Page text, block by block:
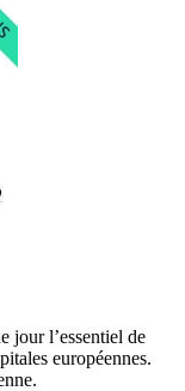
jour l’essentiel de
européennes.